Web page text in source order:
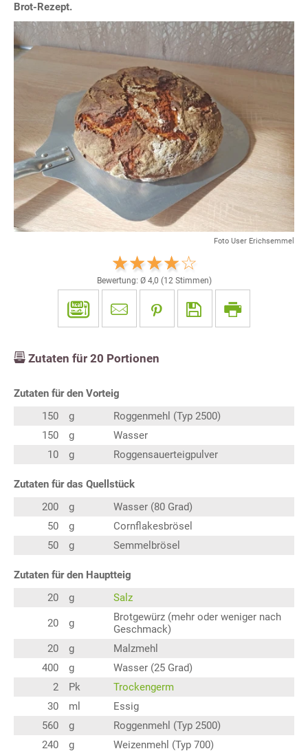
Brot-Rezept.
Foto User Erichsemmel
Bewertung: Ø 4,0 (12Stimmen)
Zutaten für 20 Portionen
Zutaten für den Vorteig
150
g
Roggenmehl (Typ 2500)
150
g
Wasser
10
g Roggensauerteigpulver
Zutaten für das Quellstück
200
g
Wasser (80 Grad)
50
g
Cornflakesbrösel
50
g Semmelbrösel
Zutaten für den Hauptteig
20
g Salz
20 g
Brotgewürz (mehr oder weniger nach
Geschmack)
20
g
Malzmehl
400
g
Wasser (25 Grad)
2
Pk
Trockengerm
30
ml
Essig
560
g
Roggenmehl (Typ 2500)
240
g Weizenmehl (Typ 700)